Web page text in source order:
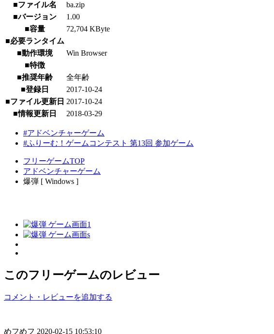
■ファイル名
ba.zip
■バージョン
1.00
■容量
72,704 KByte
■必要ランタイム
■動作環境
Win Browser
■特徴
■推奨年齢
全年齢
■登録日
2017-10-24
■ファイル更新日 2017-10-24
■情報更新日
2018-03-29
#アドベンチャーゲーム
#ふりーむ！ゲームコンテスト 第13回 参加ゲーム
フリーゲームTOP
アドベンチャーゲーム
爆弾 [ Windows ]
このフリーゲームのレビュー
コメント・レビューを追加する
めフめフ 2020-02-15 10:53:10